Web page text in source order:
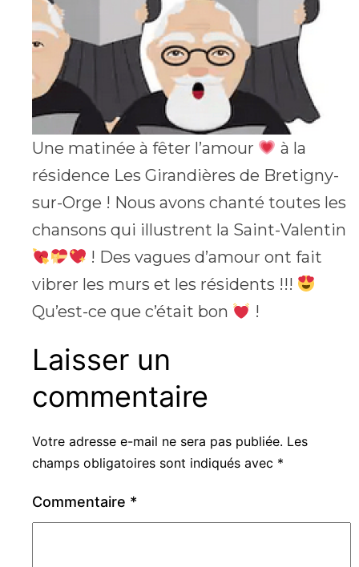
Une matinée à fêter l’amour
à la
résidence Les Girandières de Bretigny-
sur-Orge ! Nous avons chanté toutes les
chansons qui illustrent la Saint-Valentin
! Des vagues d’amour ont fait
vibrer les murs et les résidents !!!
Qu’est-ce que c’était bon
!
Laisser un
commentaire
Votre adresse e-mail ne sera pas publiée. Les
champs obligatoires sont indiqués avec *
Commentaire *